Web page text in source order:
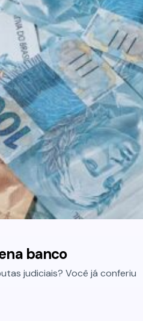
banco
judiciais? Você já conferiu